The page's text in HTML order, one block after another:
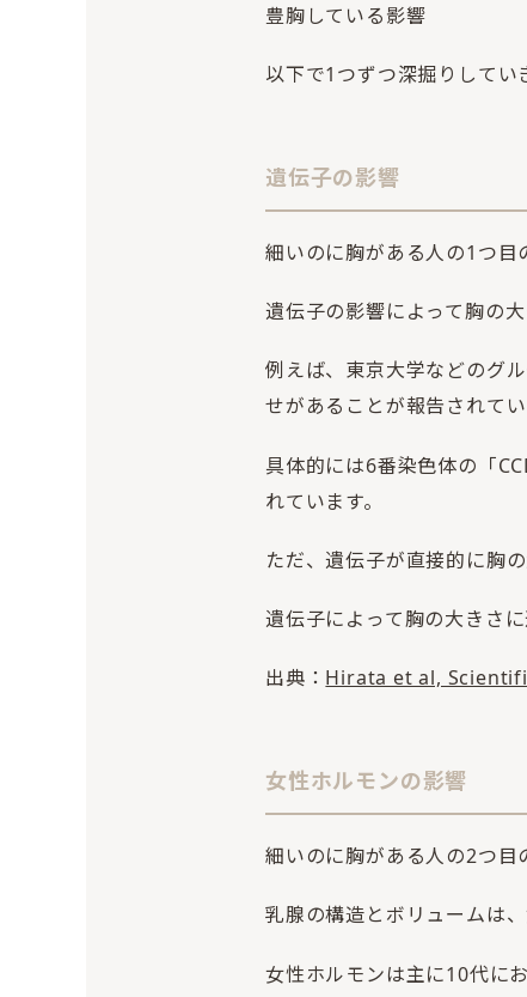
豊胸している影響
以下で1つずつ深掘りしてい
遺伝子の影響
細いのに胸がある人の1つ目
遺伝子の影響によって胸の
例えば、東京大学などのグ
せがあることが報告されてい
具体的には6番染色体の「
れています。
ただ、遺伝子が直接的に胸
遺伝子によって胸の大きさ
出典： Hirata et al,
女性ホルモンの影響
細いのに胸がある人の2つ目
乳腺の構造とボリュームは
女性ホルモンは主に10代に